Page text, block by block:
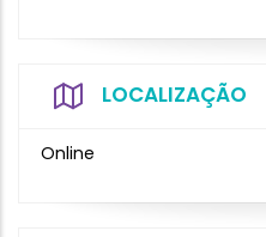
LOCALIZAÇÃO
Online